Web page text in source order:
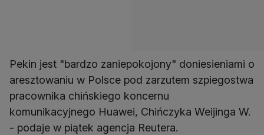
Pekin jest "bardzo zaniepokojony" doniesieniami o
aresztowaniu w Polsce pod zarzutem szpiegostwa
pracownika chińskiego koncernu
komunikacyjnego Huawei, Chińczyka Weijinga W.
- podaje w piątek agencja Reutera.